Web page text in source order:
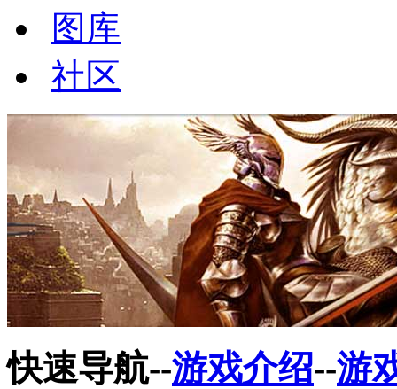
图库
社区
快速导航--游戏介绍--游